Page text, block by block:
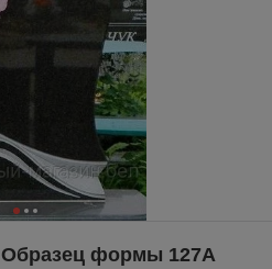
Образец формы 127А